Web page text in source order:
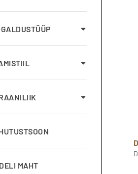
MAHT